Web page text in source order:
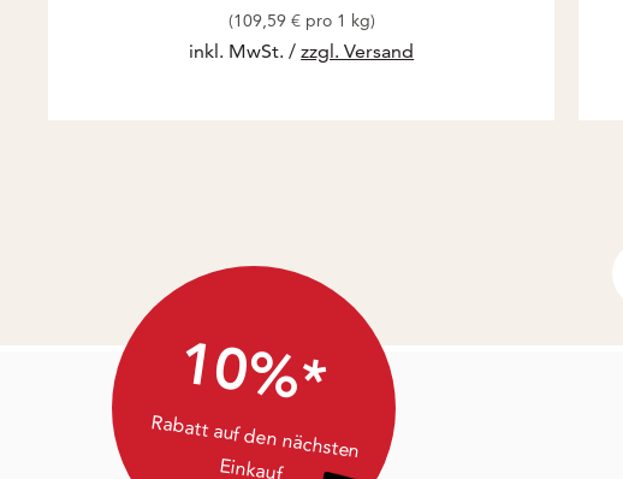
(109,59 € pro 1 kg)
inkl. MwSt. /zzgl. Versand
10%*
Rabatt auf den nächsten
Einkauf